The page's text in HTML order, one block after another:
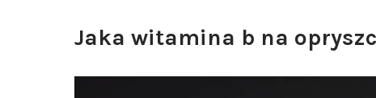
Jaka witamina b na